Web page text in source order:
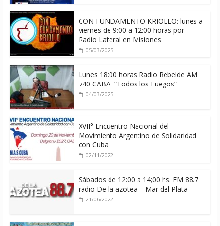
CON FUNDAMENTO KRIOLLO: lunes a
viernes de 9:00 a 12:00 horas por
Radio Lateral en Misiones
05/03/2025
Lunes 18:00 horas Radio Rebelde AM
740 CABA “Todos los Fuegos”
04/03/2025
XVII° Encuentro Nacional del
Movimiento Argentino de Solidaridad
con Cuba
02/11/2022
Sábados de 12:00 a 14;00 hs. FM 88.7
radio De la azotea – Mar del Plata
21/06/2022